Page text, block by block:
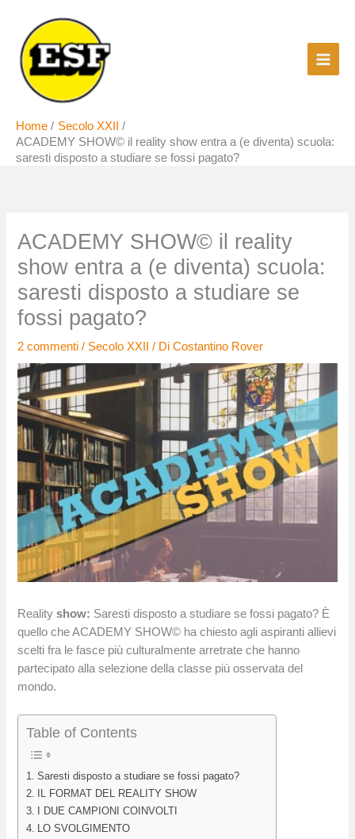
contenuto
Home
Secolo XXII
ACADEMY SHOW© il reality show entra a (e diventa) scuola:
saresti disposto a studiare se fossi pagato?
ACADEMY SHOW© il reality
show entra a (e diventa) scuola:
saresti disposto a studiare se
fossi pagato?
2 commenti / Secolo XXII / DiCostantino Rover
Reality show: Saresti disposto a studiare se fossi pagato? È
quello che ACADEMY SHOW© ha chiesto agli aspiranti allievi
scelti fra le fasce più culturalmente arretrate che hanno
partecipato alla selezione della classe più osservata del
mondo.
Table of Contents
Saresti disposto a studiare se fossi pagato?
IL FORMAT DEL REALITY SHOW
I DUE CAMPIONI COINVOLTI
LO SVOLGIMENTO